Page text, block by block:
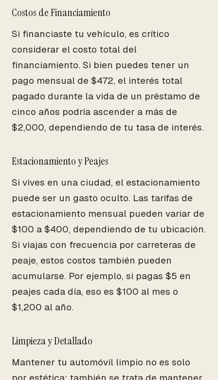
Costos de Financiamiento
Si financiaste tu vehículo, es crítico
considerar el costo total del
financiamiento. Si bien puedes tener un
pago mensual de $472, el interés total
pagado durante la vida de un préstamo de
cinco años podría ascender a más de
$2,000, dependiendo de tu tasa de interés.
Estacionamiento y Peajes
Si vives en una ciudad, el estacionamiento
puede ser un gasto oculto. Las tarifas de
estacionamiento mensual pueden variar de
$100 a $400, dependiendo de tu ubicación.
Si viajas con frecuencia por carreteras de
peaje, estos costos también pueden
acumularse. Por ejemplo, si pagas $5 en
peajes cada día, eso es $100 al mes o
$1,200 al año.
Limpieza y Detallado
Mantener tu automóvil limpio no es solo